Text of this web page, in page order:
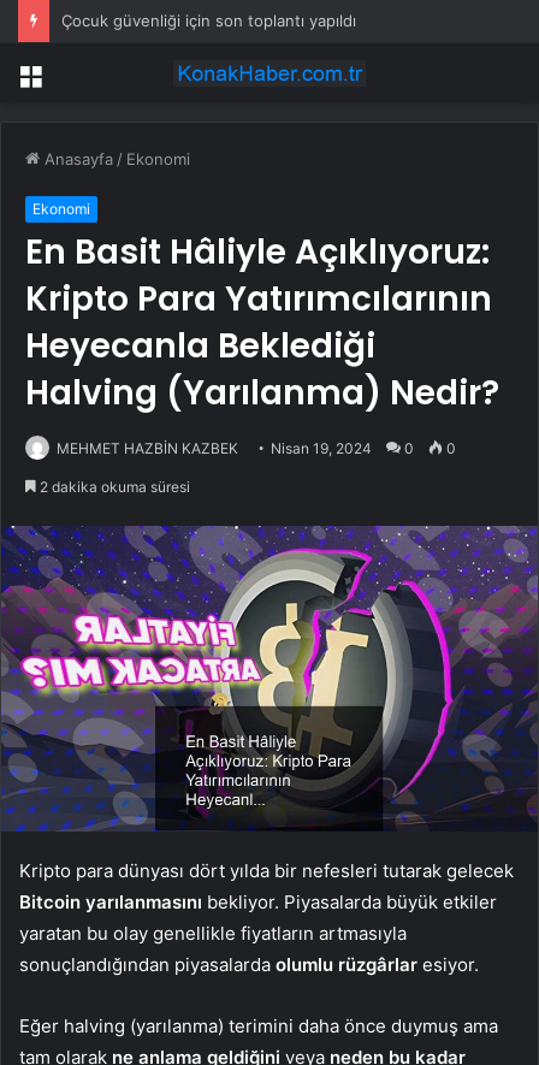
Çocuk güvenliği için son toplantı yapıldı
Menü
Anasayfa / Ekonomi
Ekonomi
En Basit Hâliyle Açıklıyoruz:
Kripto Para Yatırımcılarının
Heyecanla Beklediği
Halving (Yarılanma) Nedir?
MEHMET HAZBİN KAZBEK Nisan 19, 2024 0 0
2 dakika okuma süresi
Kripto para dünyası dört yılda bir nefesleri tutarak gelecek
Bitcoin yarılanmasını bekliyor. Piyasalarda büyük etkiler
yaratan bu olay genellikle fiyatların artmasıyla
sonuçlandığından piyasalarda olumlu rüzgârlar esiyor.
Eğer halving (yarılanma) terimini daha önce duymuş ama
tam olarak ne anlama geldiğini veya neden bu kadar